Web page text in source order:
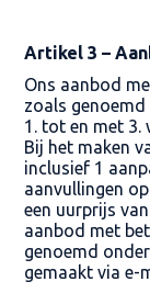
Artikel 3 –
Ons aanbod
zoals
1. tot en met 3.
Bij het maken
inclusief 1
aanvullingen
een uurprijs
aanbod met
genoemd
gemaakt via e-